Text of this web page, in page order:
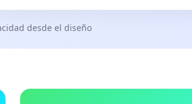
desde el diseño